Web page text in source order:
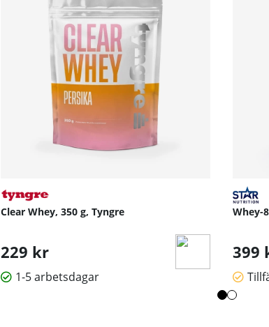
Clear Whey, 350 g, Tyngre
229 kr
1-5 arbetsdagar
Whey-
399